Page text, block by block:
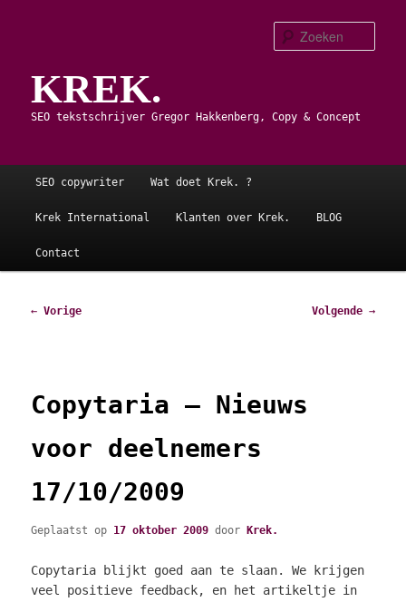
primaire
inhoudKREK.
SEO tekstschrijver Gregor Hakkenberg, Copy & Concept
Hoofdmenu
SEO copywriter Wat doet Krek. ?
Krek International Klanten over Krek. BLOG
Contact
Bericht
← Vorige Volgende →
Copytaria – Nieuws
voor deelnemers
17/10/2009
Geplaatst op 17 oktober 2009 doorKrek.
Copytaria blijkt goed aan te slaan. We krijgen
veel positieve feedback, en het artikeltje in